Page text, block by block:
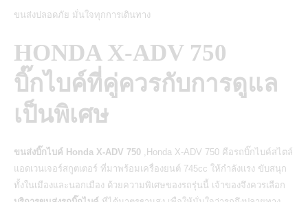
ขนส่งปลอดภัย มั่นใจทุกการเดินทาง
HONDA X-ADV 750
บิ๊กไบค์ที่คู่ควรกับการดูแล
เป็นพิเศษ
ขนส่งบิ๊กไบค์ Honda X-ADV 750 ,Honda X-ADV 750 คือรถบิ๊กไบค์สไตล์
แอดเวนเจอร์สกูตเตอร์ ที่มาพร้อมเครื่องยนต์ 745cc ให้กำลังแรง ขับสนุก
ทั้งในเมืองและนอกเมือง ด้วยความพิเศษของรถรุ่นนี้ เจ้าของจึงควรเลือก